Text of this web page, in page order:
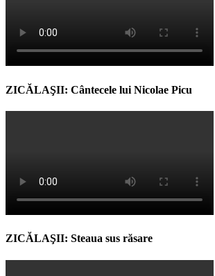
ZICĂLAŞII: Cântecele lui Nicolae Picu
ZICĂLAŞII: Steaua sus răsare